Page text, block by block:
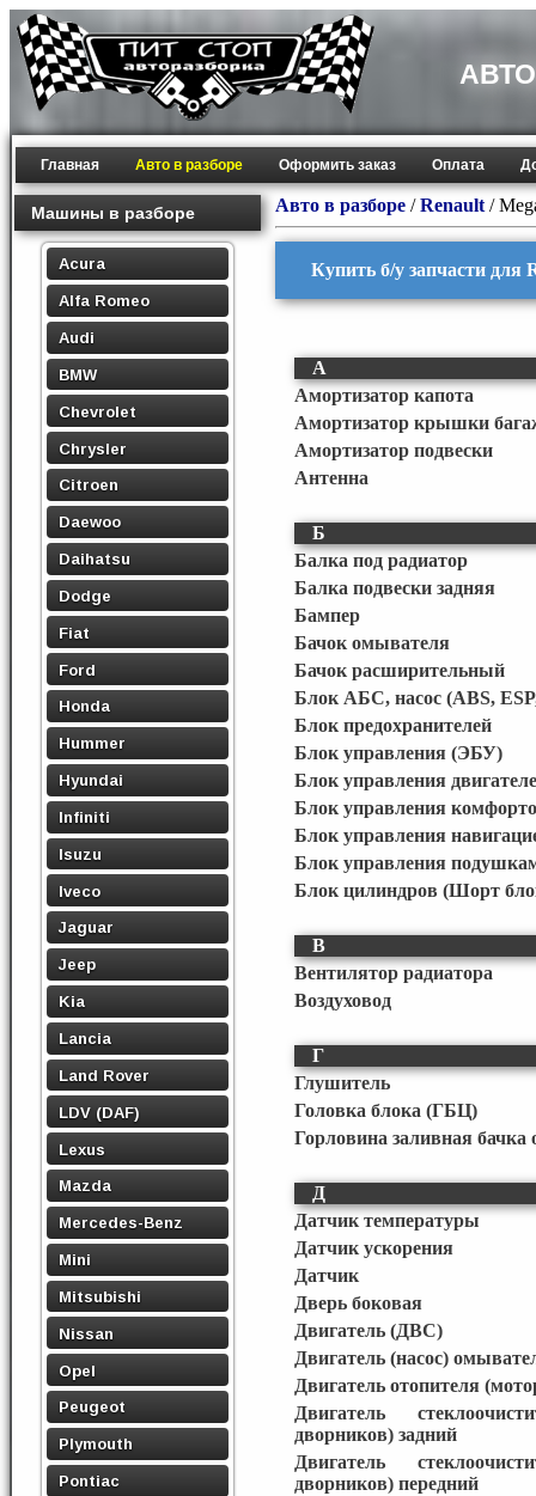
Главная Авто в разборе Оформить заказ Оплата
Машины в разборе
Acura
Alfa Romeo
Audi
BMW
Chevrolet
Chrysler
Citroen
Daewoo
Daihatsu
Dodge
Fiat
Ford
Honda
Hummer
Hyundai
Infiniti
Isuzu
Iveco
Jaguar
Jeep
Kia
Lancia
Land Rover
LDV (DAF)
Lexus
Mazda
Mercedes-Benz
Mini
Mitsubishi
Nissan
Opel
Peugeot
Plymouth
Pontiac
Авто в разборе /Renault /
Купить б/у запчасти для
А
Амортизатор капота
Амортизатор крышки
Амортизатор подвески
Антенна
Б
Балка под радиатор
Балка подвески задняя
Бампер
Бачок омывателя
Бачок расширительный
Блок АБС, насос (ABS,
Блок предохранителей
Блок управления (ЭБУ)
Блок управления
Блок управления
Блок управления
Блок управления
Блок цилиндров (Шорт
В
Вентилятор радиатора
Воздуховод
Г
Глушитель
Головка блока (ГБЦ)
Горловина заливная
Д
Датчик температуры
Датчик ускорения
Датчик
Дверь боковая
Двигатель (ДВС)
Двигатель (насос)
Двигатель отопителя
Двигатель
дворников) задний
Двигатель
дворников) передний